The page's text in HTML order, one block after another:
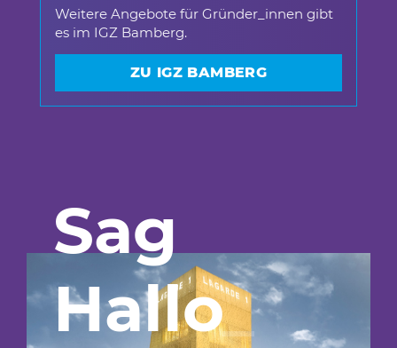
Weitere Angebote für Gründer_innen gibt
es im IGZ Bamberg.
ZU IGZ BAMBERG
Sag
Hallo_